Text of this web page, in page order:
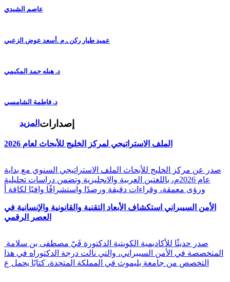
عاصم الشيدي
عميد طيار ركن ـ م .أسعد عوض الزعبي
د. هيله حمد المكيمي
د. فاطمة الشامسي
المزيد إصدارات
الملف الاستراتيجي لمركز الخليج للأبحاث لعام 2026
صدر عن مركز الخليج للأبحاث الملف الاستراتيجي السنوي مع بداية
عام 2026م، باللغتين العربية والانجليزية وتضمن دراسات تحليلية
ورؤى معمقة، وقراءات دقيقة ورصدًا واستشرافًا وافيًا لكافة أ
الأمن السيبراني استكشاف الأبعاد التقنية والقانونية والإنسانية في
العصر الرقمي
المتخصصة في الأمن السيبراني، والتي نالت درجة الدكتوراه في هذا
التخصص من جامعة بليموث في المملكة المتحدة، كتابًا يحمل ع